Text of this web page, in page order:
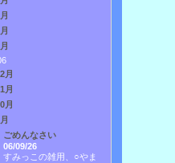
月
月
月
ごめんなさい
06/09/26
すみっこの雑用、○やま